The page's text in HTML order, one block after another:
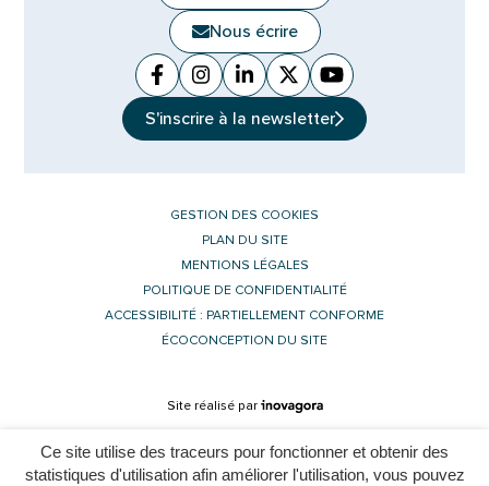
Ce site utilise des traceurs pour fonctionner et obtenir des
statistiques d'utilisation afin améliorer l'utilisation, vous pouvez
Nous écrire
Facebook
(ouverture dans un nouvel onglet)
Instagram
(ouverture dans un nouvel
Linkedin
(ouverture dans un nouvel
X (Twitter)
(ouverture dans un
YouTube
(ouverture dans
S'inscrire à la newsletter
GESTION DES COOKIES
PLAN DU SITE
MENTIONS LÉGALES
POLITIQUE DE CONFIDENTIALITÉ
ACCESSIBILITÉ : PARTIELLEMENT CONFORME
ÉCOCONCEPTION DU SITE
Site réalisé par Inovagora (ouverture dans un nouvel